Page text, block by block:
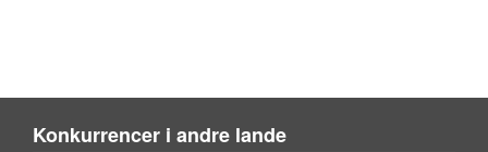
Konkurrencer i andre lande